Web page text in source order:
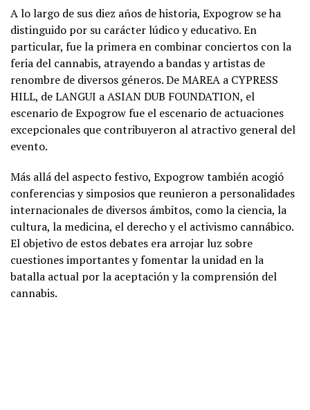
A lo largo de sus diez años de historia, Expogrow se ha
distinguido por su carácter lúdico y educativo. En
particular, fue la primera en combinar conciertos con la
feria del cannabis, atrayendo a bandas y artistas de
renombre de diversos géneros. De MAREA a CYPRESS
HILL, de LANGUI a ASIAN DUB FOUNDATION, el
escenario de Expogrow fue el escenario de actuaciones
excepcionales que contribuyeron al atractivo general del
evento.
Más allá del aspecto festivo, Expogrow también acogió
conferencias y simposios que reunieron a personalidades
internacionales de diversos ámbitos, como la ciencia, la
cultura, la medicina, el derecho y el activismo cannábico.
El objetivo de estos debates era arrojar luz sobre
cuestiones importantes y fomentar la unidad en la
batalla actual por la aceptación y la comprensión del
cannabis.